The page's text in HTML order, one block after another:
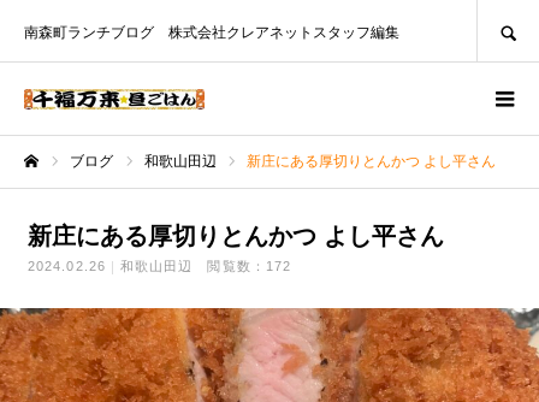
南森町ランチブログ 株式会社クレアネットスタッフ編集
ブログ 和歌山田辺 新庄にある厚切りとんかつ よし平さん
新庄にある厚切りとんかつ よし平さん
2024.02.26 和歌山田辺 閲覧数：172